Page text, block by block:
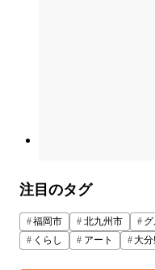
注目のタグ
福岡市 北九州市
くらし
アート 大分